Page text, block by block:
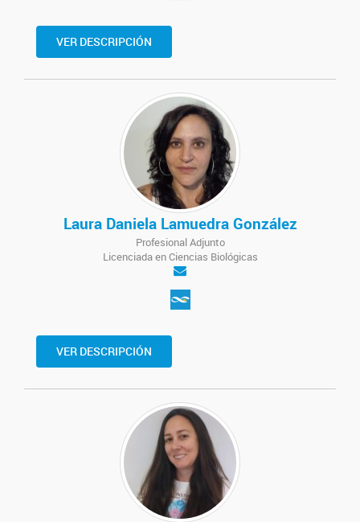
VER DESCRIPCIÓN
Laura Daniela Lamuedra González
Profesional Adjunto
Licenciada en Ciencias Biológicas
VER DESCRIPCIÓN